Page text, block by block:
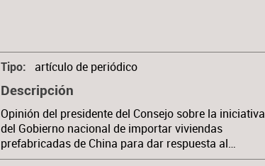
Tipo artículo de periódico
Descripción
Opinión del presidente del Consejo sobre la iniciativa
del Gobierno nacional de importar viviendas
prefabricadas de China para dar respuesta al…